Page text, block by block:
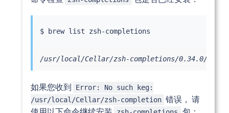
/usr/local/Cellar/zsh-completions/0.34.0/
如果您收到
Error: No such keg:
/usr/local/Cellar/zsh-completion 错误， 请